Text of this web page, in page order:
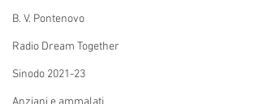
B. V. Pontenovo
Radio Dream Together
Sinodo 2021-23